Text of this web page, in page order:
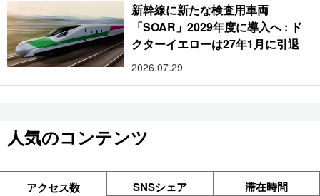
新幹線に新たな検査用車両
「SOAR」2029年度に導入へ : ド
クターイエローは27年1月に引退
2026.07.29
人気のコンテンツ
アクセス数 SNSシェア 滞在時間